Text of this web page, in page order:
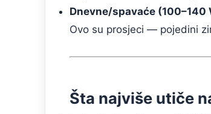
Dnevne/spavaće (100–140
Ovo su prosjeci — pojedini
Šta najviše utiče